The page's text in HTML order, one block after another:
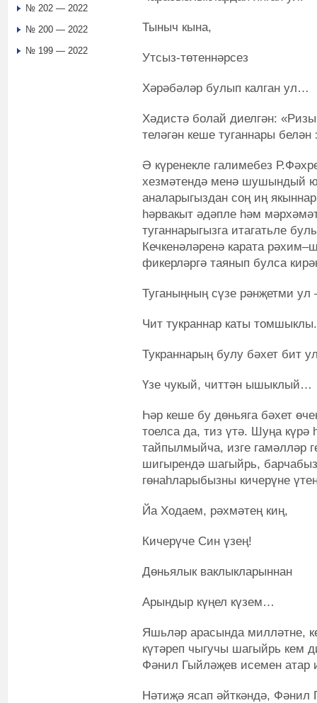
Тыныч кына,
Утсыз-төтеннәрсез
Хәрәбәләр булып калган ул…
Хәдистә болай диелгән:
теләгән кеше туганнары
Ә күренекле галимебез
хезмәтендә менә шушындый
аналарыгыздан соң иң
һәрвакыт әдәпле һәм
туганнарыгызга итагатьле
Кечкенәләренә карата
фикерләргә таянып булса
Туганыңның сүзе рәнҗетми ул
Чит тукраннар каты томшыклы.
Тукраннарың булу бәхет бит
Үзе чукый, читтән ышыклый…
Һәр кеше бу дөньяга бәхет
тоелса да, тиз үтә. Шуңа күрә
тайпылмыйча, изге гамәлләр
шигырендә шагыйрь,
гөнаһларыбызны кичерүне
Йа Ходаем, рәхмәтең киң,
Кичерүче Син үзең!
Дөньялык ваклыкларыннан
Арындыр күңел күзем…
Яшьләр арасында милләтне,
күтәреп чыгучы шагыйрь кем
Фәнил Гыйләҗев исемен атар
Нәтиҗә ясап әйткәндә, Фәнил
№ 202 — 2022
№ 200 — 2022
№ 199 — 2022